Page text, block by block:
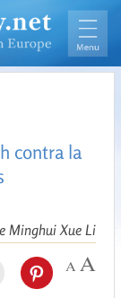
contra la
Minghui Xue Li